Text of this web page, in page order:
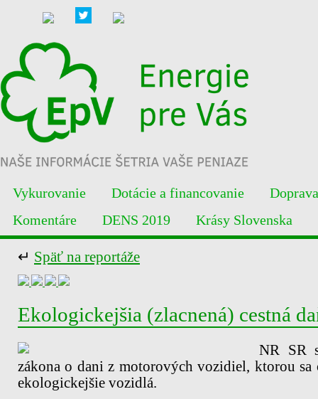
Vykurovanie Dotácie a financovanie
Doprava
Komentáre
DENS 2019 Krásy Slovenska
↵ Späť na reportáže
Ekologickejšia (zlacnená) cestná
NR SR
zákona o dani z motorových vozidiel, ktorou
ekologickejšie vozidlá.